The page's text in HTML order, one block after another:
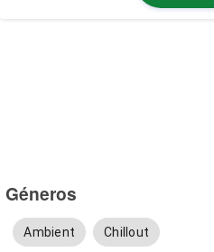
Géneros
Ambient Chillout